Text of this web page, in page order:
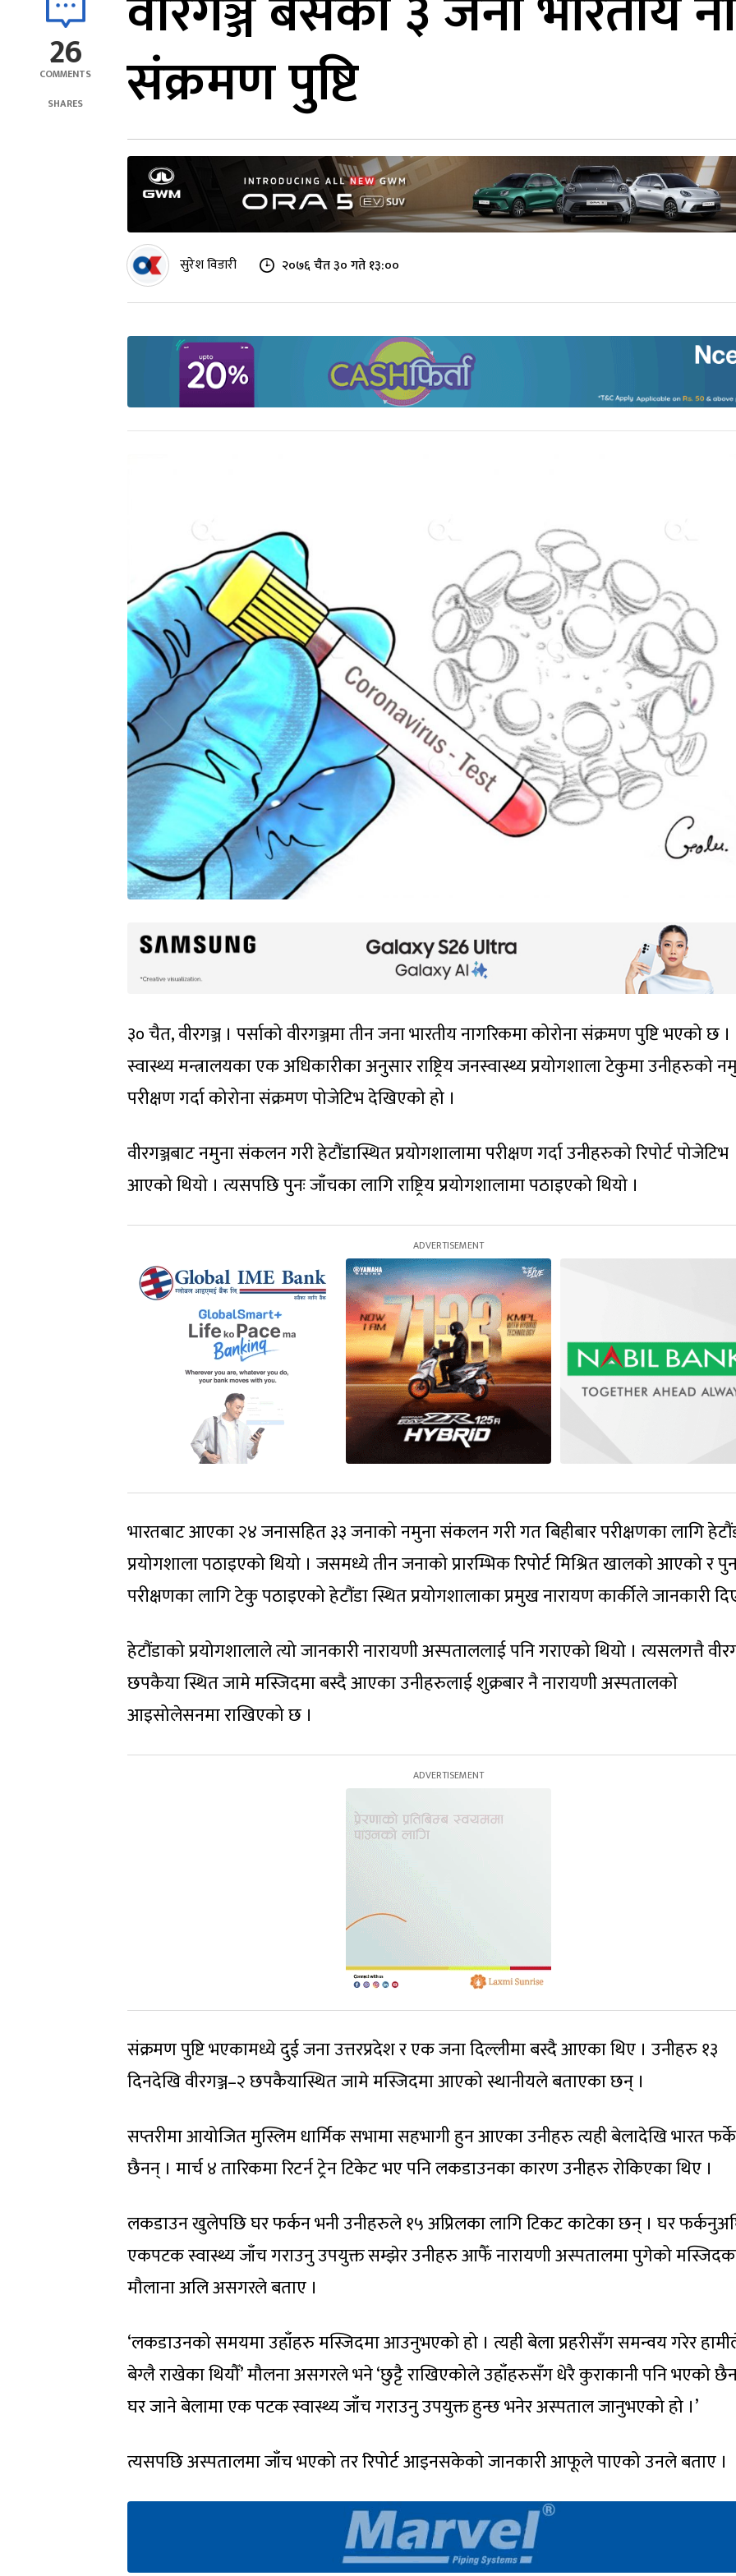
26
COMMENTS
SHARES
संक्रमण पुष्टि
सुरेश विडारी २०७६ चैत ३० गते १३:००
३० चैत, वीरगञ्ज । पर्साको वीरगञ्जमा तीन जना भारतीय नागरिकमा कोरोना संक्रमण पुष्टि भएको छ ।
स्वास्थ्य मन्त्रालयका एक अधिकारीका अनुसार राष्ट्रिय जनस्वास्थ्य प्रयोगशाला टेकुमा उनीहरुको
परीक्षण गर्दा कोरोना संक्रमण पोजेटिभ देखिएको हो ।
वीरगञ्जबाट नमुना संकलन गरी हेटौंडास्थित प्रयोगशालामा परीक्षण गर्दा उनीहरुको रिपोर्ट पोजेटिभ
आएको थियो । त्यसपछि पुनः जाँचका लागि राष्ट्रिय प्रयोगशालामा पठाइएको थियो ।
भारतबाट आएका २४ जनासहित ३३ जनाको नमुना संकलन गरी गत बिहीबार परीक्षणका लागि
प्रयोगशाला पठाइएको थियो । जसमध्ये तीन जनाको प्रारम्भिक रिपोर्ट मिश्रित खालको आएको र
परीक्षणका लागि टेकु पठाइएको हेटौंडा स्थित प्रयोगशालाका प्रमुख नारायण कार्कीले जानकारी
हेटौंडाको प्रयोगशालाले त्यो जानकारी नारायणी अस्पताललाई पनि गराएको थियो । त्यसलगत्तै
छपकैया स्थित जामे मस्जिदमा बस्दै आएका उनीहरुलाई शुक्रबार नै नारायणी अस्पतालको
आइसोलेसनमा राखिएको छ ।
संक्रमण पुष्टि भएकामध्ये दुई जना उत्तरप्रदेश र एक जना दिल्लीमा बस्दै आएका थिए । उनीहरु १३
दिनदेखि वीरगञ्ज–२ छपकैयास्थित जामे मस्जिदमा आएको स्थानीयले बताएका छन् ।
सप्तरीमा आयोजित मुस्लिम धार्मिक सभामा सहभागी हुन आएका उनीहरु त्यही बेलादेखि भारत
छैनन् । मार्च ४ तारिकमा रिटर्न ट्रेन टिकेट भए पनि लकडाउनका कारण उनीहरु रोकिएका थिए ।
लकडाउन खुलेपछि घर फर्कन भनी उनीहरुले १५ अप्रिलका लागि टिकट काटेका छन् । घर
एकपटक स्वास्थ्य जाँच गराउनु उपयुक्त सम्झेर उनीहरु आफैँ नारायणी अस्पतालमा पुगेको
मौलाना अलि असगरले बताए ।
‘लकडाउनको समयमा उहाँहरु मस्जिदमा आउनुभएको हो । त्यही बेला प्रहरीसँग समन्वय गरेर
बेग्लै राखेका थियौँ’ मौलना असगरले भने ‘छुट्टै राखिएकोले उहाँहरुसँग धेरै कुराकानी पनि भएको
घर जाने बेलामा एक पटक स्वास्थ्य जाँच गराउनु उपयुक्त हुन्छ भनेर अस्पताल जानुभएको हो ।’
त्यसपछि अस्पतालमा जाँच भएको तर रिपोर्ट आइनसकेको जानकारी आफूले पाएको उनले बताए ।